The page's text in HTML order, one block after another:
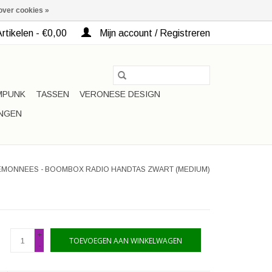
- €0,00 Mijn account / Registreren
TASSEN
VERONESE DESIGN
- BOOMBOX RADIO HANDTAS ZWART (MEDIUM)
+
-
TOEVOEGEN AAN WINKELWAGEN
cookies »